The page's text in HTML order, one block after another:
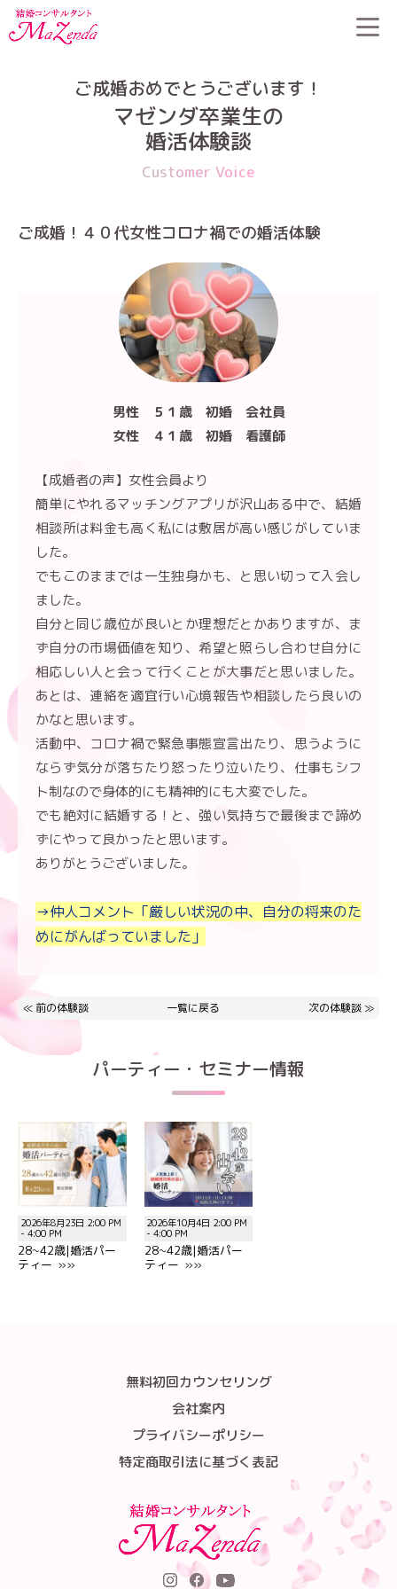
ご成婚おめでとうございます！
マゼンダ卒業生の
婚活体験談
Customer Voice
ご成婚！４０代女性コロナ禍での婚活体験
男性 ５１歳 初婚 会社員
女性 ４１歳 初婚 看護師
【成婚者の声】女性会員より
簡単にやれるマッチングアプリが沢山ある中で、結婚
相談所は料金も高く私には敷居が高い感じがしていま
した。
でもこのままでは一生独身かも、と思い切って入会し
ました。
自分と同じ歳位が良いとか理想だとかありますが、ま
ず自分の市場価値を知り、希望と照らし合わせ自分に
相応しい人と会って行くことが大事だと思いました。
あとは、連絡を適宜行い心境報告や相談したら良いの
かなと思います。
活動中、コロナ禍で緊急事態宣言出たり、思うように
ならず気分が落ちたり怒ったり泣いたり、仕事もシフ
ト制なので身体的にも精神的にも大変でした。
でも絶対に結婚する！と、強い気持ちで最後まで諦め
ずにやって良かったと思います。
ありがとうございました。
→仲人コメント「厳しい状況の中、自分の将来のた
めにがんばっていました」
≪ 前の体験談 一覧に戻る 次の体験談 ≫
パーティー・セミナー情報
2026年8月23日 2:00 PM
- 4:00 PM
28~42歳|婚活パー
ティー »»
2026年10月4日 2:00 PM
- 4:00 PM
28~42歳|婚活パー
ティー »»
無料初回カウンセリング
会社案内
プライバシーポリシー
特定商取引法に基づく表記